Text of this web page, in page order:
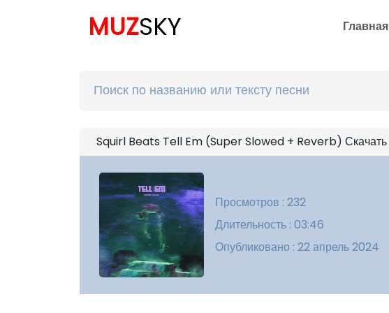
MUZSKY Главная
Squirl Beats Tell Em (Super Slowed + Reverb) Скачать
Просмотров : 232
Длительность : 03:46
Опубликовано : 22 апрель 2024